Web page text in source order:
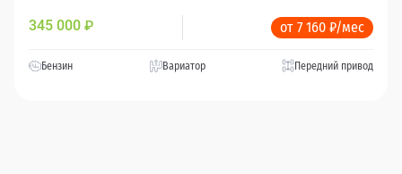
345 000 ₽ от 7 160 ₽/мес
Бензин Вариатор Передний привод